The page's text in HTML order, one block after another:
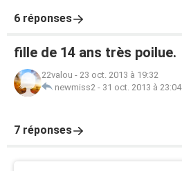
6 réponses
fille de 14 ans très poilue.
22valou - 23 oct. 2013 à 19:32
newmiss2 - 31 oct. 2013 à 23:04
7 réponses